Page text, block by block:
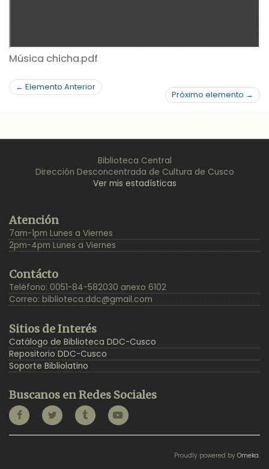
Música chicha.pdf
← Elemento Anterior
Próximo elemento →
Biblioteca Central
Dirección Desconcentrada de Cultura de Cusco
Ver mis estadísticas
Top
Atención
7am-1pm Lunes a Viernes
2pm-4pm Lunes a Viernes
Contácto
Teléfono: 0051-84-582030 anexo 6102
Correo: biblioteca.ddc@gmail.com
Sitios de Interés
Catálogo de Biblioteca DDC-Cusco
Repositorio DDC-Cusco
Soporte Bibliolatino
Buscanos en Redes Sociales
Proudly powered by Omeka.